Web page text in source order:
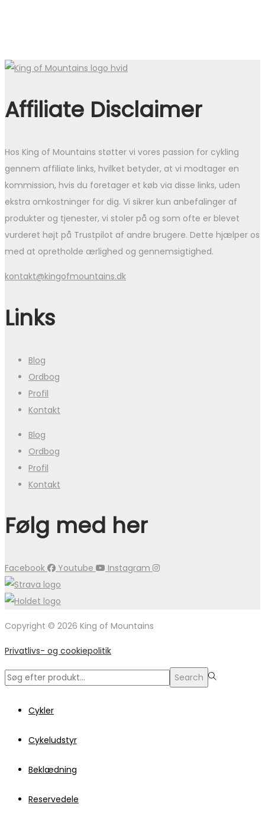
Affiliate Disclaimer
Hos King of Mountains støtter vi vores passion for cykling
gennem affiliate links, hvilket betyder, at vi modtager en
kommission, hvis du foretager et køb via disse links, uden
ekstra omkostninger for dig. Vi sikrer kun anbefalinger af
produkter og tjenester, vi stoler på og som ofte er blevet
vurderet højt på Trustpilot af andre brugere. Dette hjælper os
med at opretholde ærlighed og gennemsigtighed.
kontakt@kingofmountains.dk
Links
Blog
Ordbog
Profil
Kontakt
Blog
Ordbog
Profil
Kontakt
Følg med her
Facebook Youtube Instagram
Copyright © 2026 King of Mountains
Privatlivs- og cookiepolitik
Search
Search
Cykler
Cykeludstyr
Beklædning
Reservedele